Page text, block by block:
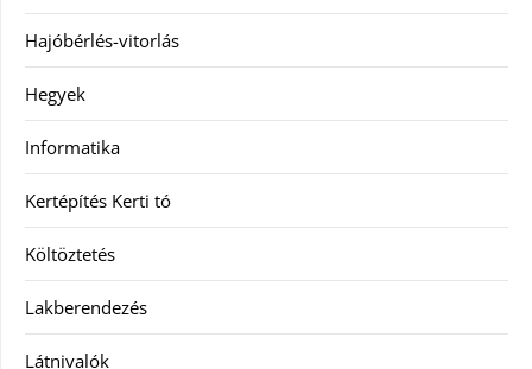
Hajóbérlés-vitorlás
Hegyek
Informatika
Kertépítés Kerti tó
Költöztetés
Lakberendezés
Látnivalók